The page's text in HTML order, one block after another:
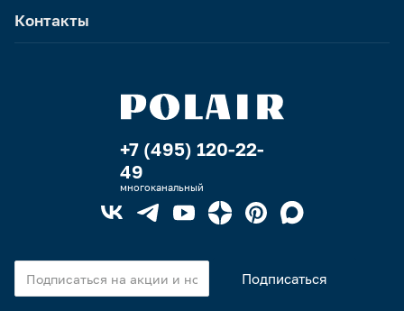
Контакты
+7 (495) 120-22-
49
многоканальный